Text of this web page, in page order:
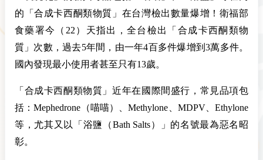
的「合成卡西酮類物質」在台灣檢出數量爆增！衛福部
食藥署今（22）天指出，全台檢出「合成卡西酮類物
質」次數，過去5年間，由一年4百多件爆增到3萬多件。
國內發現最小使用者甚至只有13歲。
「合成卡西酮類物質」近年在國際間盛行，常見品項包
括：Mephedrone（喵喵）、Methylone、MDPV、Ethylone
等，尤其又以「浴鹽（Bath Salts）」的名號最為惡名昭
彰。